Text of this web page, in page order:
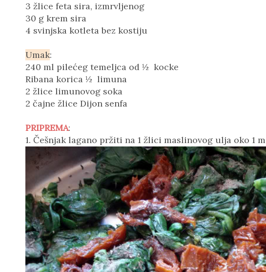
3 žlice feta sira, izmrvljenog
30 g krem sira
4 svinjska kotleta bez kostiju
Umak:
240 ml pilećeg temeljca od ½ kocke
Ribana korica ½ limuna
2 žlice limunovog soka
2 čajne žlice Dijon senfa
PRIPREMA:
1. Češnjak lagano pržiti na 1 žlici maslinovog ulja oko 1